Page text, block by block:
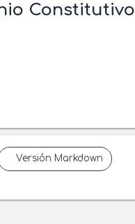
Constitutivo
Versión Markdown